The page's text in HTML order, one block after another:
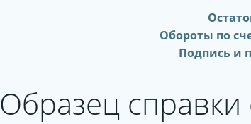
Обороты по
Подпись и
Образец